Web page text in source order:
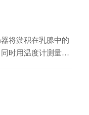
将淤积在乳腺中的
时用温度计测量下
将沾温水的湿毛巾
心等大血管分布较
。如果体温超